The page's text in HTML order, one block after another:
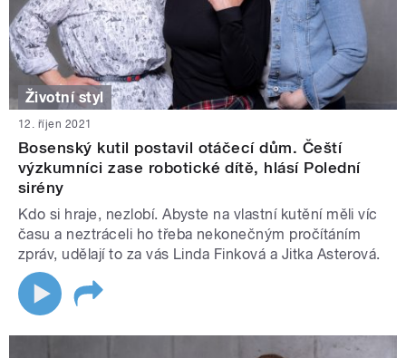
Životní styl
12. říjen 2021
Bosenský kutil postavil otáčecí dům. Čeští
výzkumníci zase robotické dítě, hlásí Polední
sirény
Kdo si hraje, nezlobí. Abyste na vlastní kutění měli víc
času a neztráceli ho třeba nekonečným pročítáním
zpráv, udělají to za vás Linda Finková a Jitka Asterová.